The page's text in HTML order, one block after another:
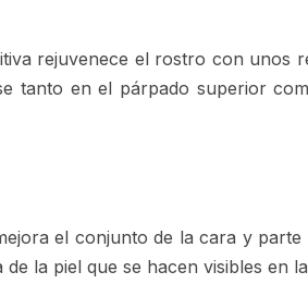
rejuvenece el rostro con unos
tanto en el párpado superior
el conjunto de la cara y
la piel que se hacen visibles en